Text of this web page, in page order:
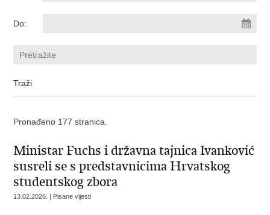
Do:
Pronađeno 177 stranica.
Ministar Fuchs i državna tajnica Ivanković
susreli se s predstavnicima Hrvatskog
studentskog zbora
13.02.2026. | Pisane vijesti